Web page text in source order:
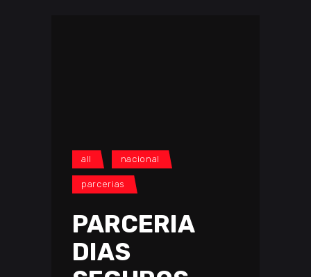
all nacional
parcerias
PARCERIA
DIAS